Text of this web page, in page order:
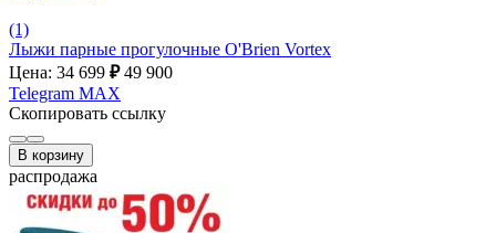
(1)
Лыжи парные прогулочные O'Brien Vortex
Цена: 34 699 ₽ 49 900
Telegram MAX
Скопировать ссылку
В корзину
распродажа